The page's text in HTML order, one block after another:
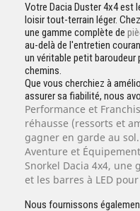
Votre Dacia Duster 4x4 est
loisir tout-terrain léger.
une gamme complète de
au-delà de l'entretien
un véritable petit
chemins.
Que vous cherchiez à
assurer sa fiabilité, nous
Performance et
réhausse (ressorts et
gagner en garde au sol.
Aventure et Équipement
Snorkel Dacia 4x4, une
et les barres à LED
Nous fournissons